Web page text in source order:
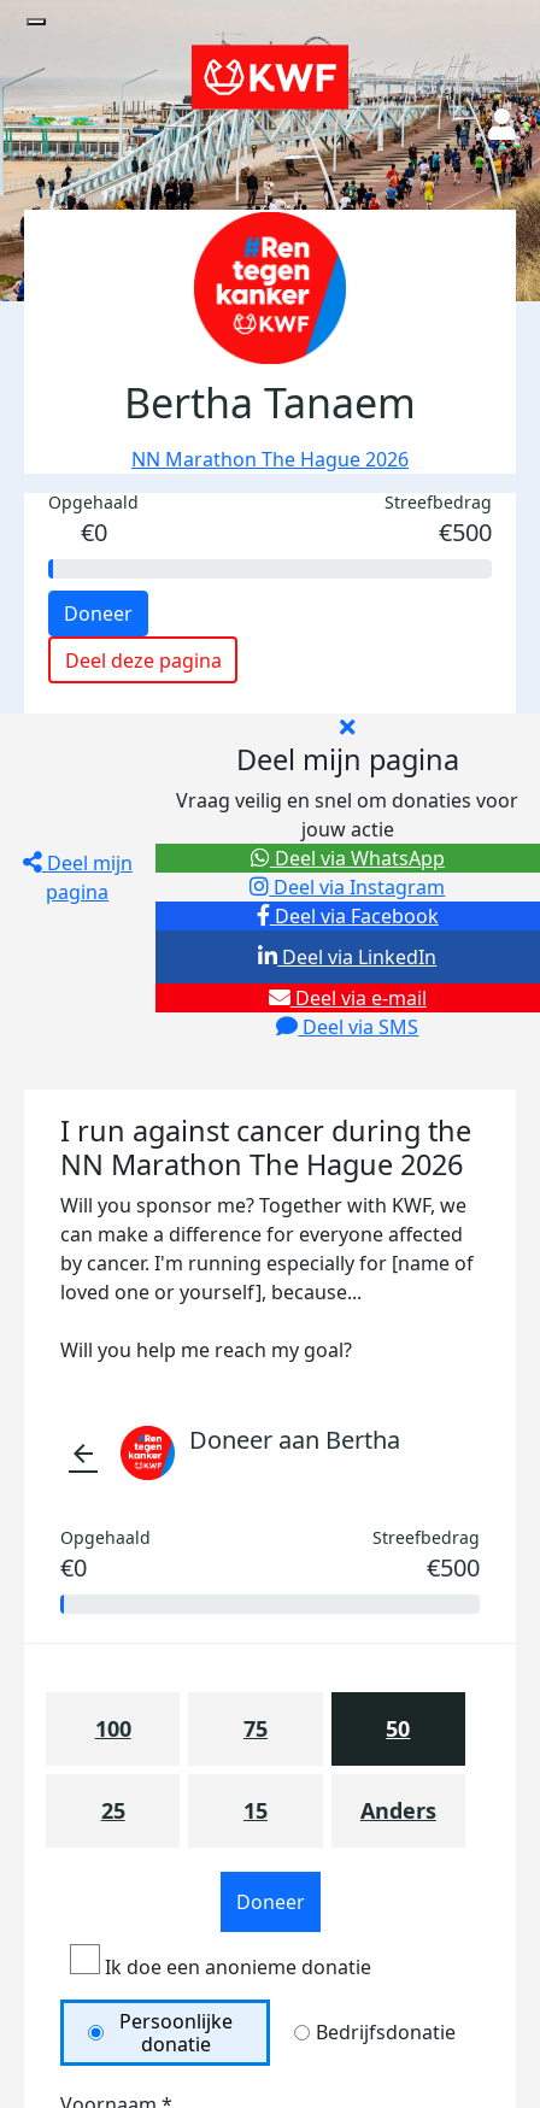
Bertha Tanaem
NN Marathon The Hague 2026
Opgehaald
€0
Streefbedrag
€500
Doneer
Deel deze pagina
Deel mijn
pagina
Deel mijn pagina
Vraag veilig en snel om donaties voor
jouw actie
Deel via Facebook
Deel via Instagram
Deel via e-mail
Deel via SMS
Deel via LinkedIn
Deel via WhatsApp
I run against cancer during the
NN Marathon The Hague 2026
Will you sponsor me? Together with KWF, we
can make a difference for everyone affected
by cancer. I'm running especially for [name of
loved one or yourself], because...
Will you help me reach my goal?
arrow_back Doneer aan Bertha
Opgehaald
€0
Streefbedrag
€500
100 75 50
25 15 Anders
Doneer
Ik doe een anonieme donatie
Persoonlijke
donatie
Bedrijfsdonatie